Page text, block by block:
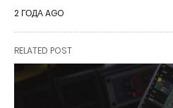
2 ГОДА AGO
RELATED POST